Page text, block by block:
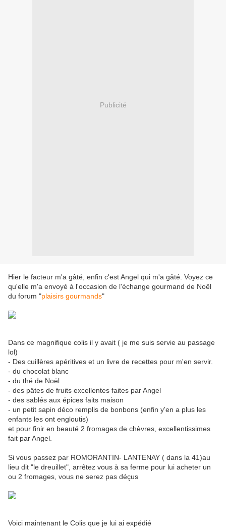
Publicité
Hier le facteur m'a gâté, enfin c'est Angel qui m'a gâté. Voyez ce
qu'elle m'a envoyé à l'occasion de l'échange gourmand de Noêl
du forum "plaisirs gourmands"
Dans ce magnifique colis il y avait ( je me suis servie au passage
lol)
- Des cuillères apéritives et un livre de recettes pour m'en servir.
- du chocolat blanc
- du thé de Noël
- des pâtes de fruits excellentes faites par Angel
- des sablés aux épices faits maison
- un petit sapin déco remplis de bonbons (enfin y'en a plus les
enfants les ont engloutis)
et pour finir en beauté 2 fromages de chèvres, excellentissimes
fait par Angel.
Si vous passez par ROMORANTIN- LANTENAY ( dans la 41)au
lieu dit "le dreuillet", arrêtez vous à sa ferme pour lui acheter un
ou 2 fromages, vous ne serez pas déçus
Voici maintenant le Colis que je lui ai expédié